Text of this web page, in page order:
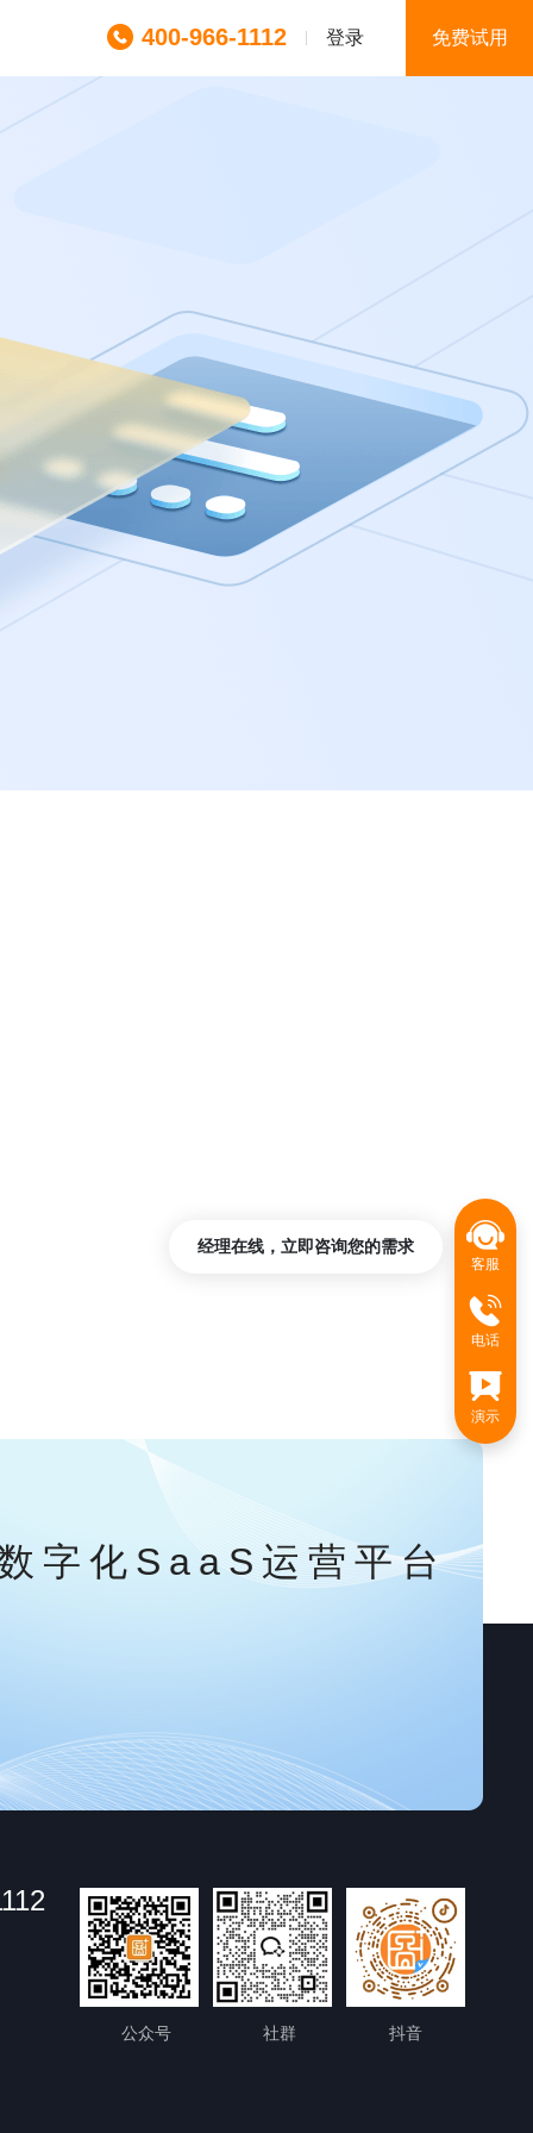
400-966-1112 登录 免费试用
字化SaaS运营平台
公众号 社群 抖音
客服
电话
演示
经理在线，立即咨询您的需求